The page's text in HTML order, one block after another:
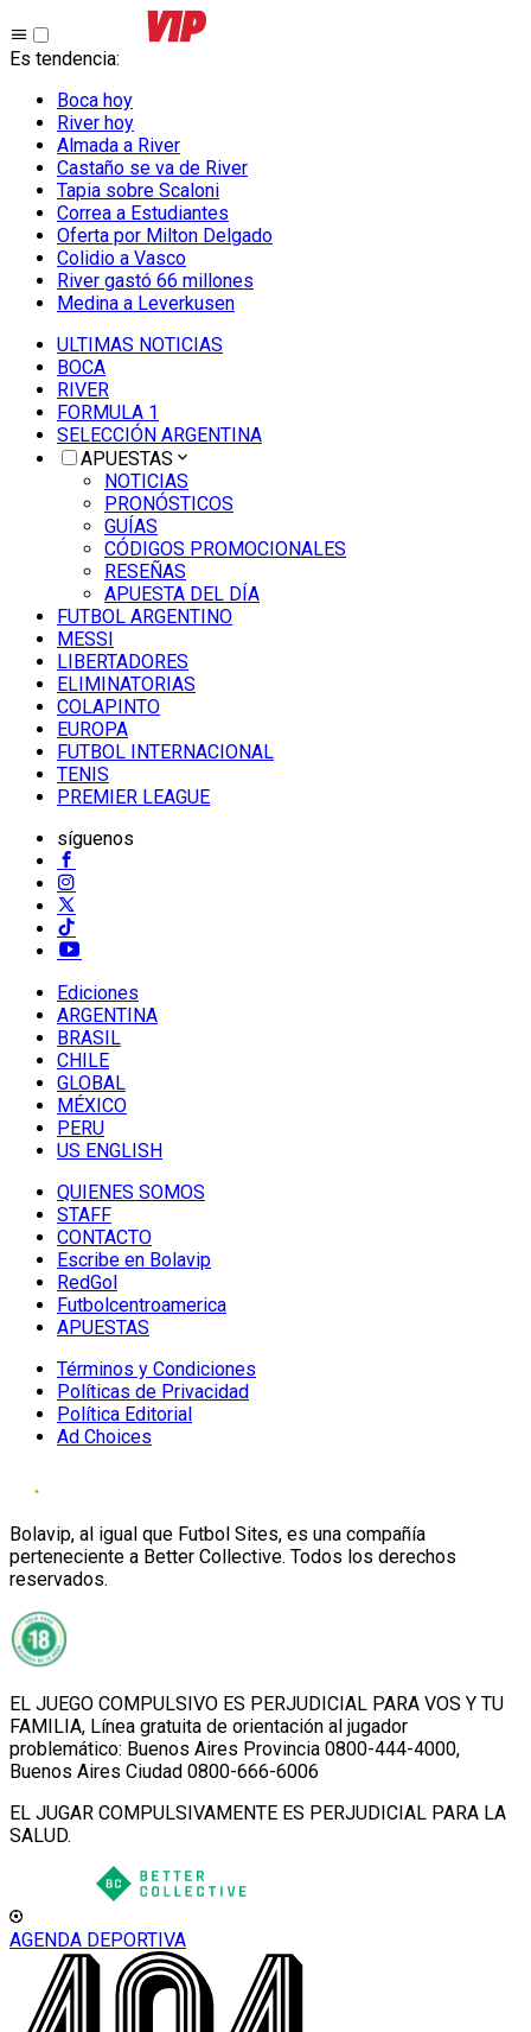
Es tendencia:
Boca hoy
River hoy
Almada a River
Castaño se va de River
Tapia sobre Scaloni
Correa a Estudiantes
Oferta por Milton Delgado
Colidio a Vasco
River gastó 66 millones
Medina a Leverkusen
ULTIMAS NOTICIAS
BOCA
RIVER
FORMULA 1
SELECCIÓN ARGENTINA
APUESTAS
NOTICIAS
PRONÓSTICOS
GUÍAS
CÓDIGOS PROMOCIONALES
RESEÑAS
APUESTA DEL DÍA
FUTBOL ARGENTINO
MESSI
LIBERTADORES
ELIMINATORIAS
COLAPINTO
EUROPA
FUTBOL INTERNACIONAL
TENIS
PREMIER LEAGUE
síguenos
Ediciones
ARGENTINA
BRASIL
CHILE
GLOBAL
MÉXICO
PERU
US ENGLISH
QUIENES SOMOS
STAFF
CONTACTO
Escribe en Bolavip
RedGol
Futbolcentroamerica
APUESTAS
Términos y Condiciones
Políticas de Privacidad
Política Editorial
Ad Choices
Bolavip, al igual que Futbol Sites, es una compañía
perteneciente a Better Collective. Todos los derechos
reservados.
EL JUEGO COMPULSIVO ES PERJUDICIAL PARA VOS Y TU
FAMILIA, Línea gratuita de orientación al jugador
problemático: Buenos Aires Provincia 0800-444-4000,
Buenos Aires Ciudad 0800-666-6006
EL JUGAR COMPULSIVAMENTE ES PERJUDICIAL PARA LA
SALUD.
AGENDA DEPORTIVA